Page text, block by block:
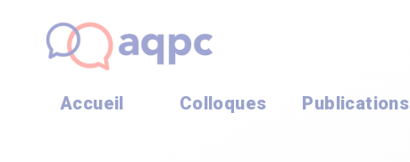
Accueil Colloques Publications